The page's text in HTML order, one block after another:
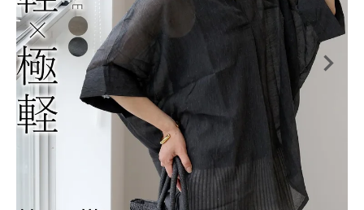
ログイン